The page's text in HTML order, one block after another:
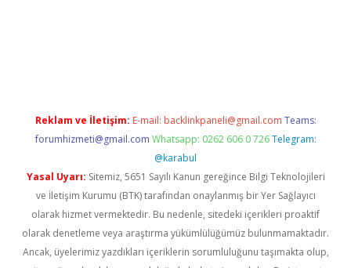
Reklam ve İletişim: E-mail: backlinkpaneli@gmail.com Teams:
forumhizmeti@gmail.com Whatsapp: 0262 606 0 726 Telegram:
@karabul
Yasal Uyarı: Sitemiz, 5651 Sayılı Kanun gereğince Bilgi Teknolojileri
ve İletişim Kurumu (BTK) tarafından onaylanmış bir Yer Sağlayıcı
olarak hizmet vermektedir. Bu nedenle, sitedeki içerikleri proaktif
olarak denetleme veya araştırma yükümlülüğümüz bulunmamaktadır.
Ancak, üyelerimiz yazdıkları içeriklerin sorumluluğunu taşımakta olup,